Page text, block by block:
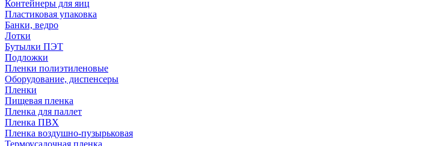
Контейнеры для яиц
Пластиковая упаковка
Банки, ведро
Лотки
Бутылки ПЭТ
Подложки
Пленки полиэтиленовые
Оборудование, диспенсеры
Пленки
Пищевая пленка
Пленка для паллет
Пленка ПВХ
Пленка воздушно-пузырьковая
Термоусадочная пленка